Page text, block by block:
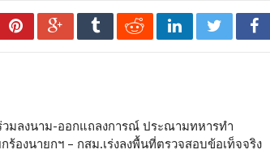
วมลงนาม-ออกแถลงการณ์ ประณามทหารทำ
องนายกฯ – กสม.เร่งลงพื้นที่ตรวจสอบข้อเท็จจริง